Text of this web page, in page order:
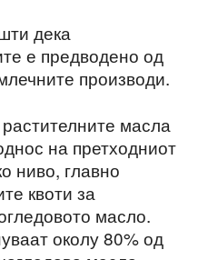
дека
е предводено од
производи.
масла
на претходниот
ниво, главно
квоти за
масло.
околу 80% од